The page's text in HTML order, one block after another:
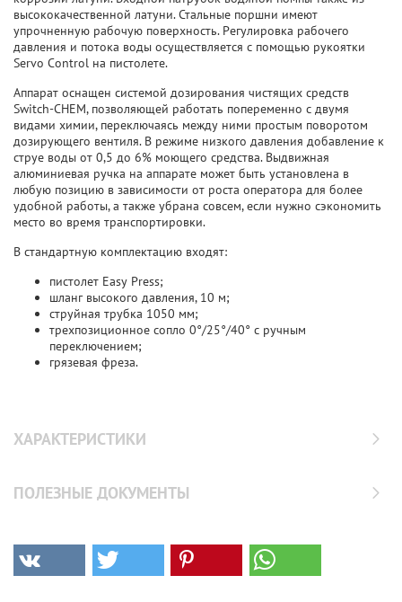
высококачественной латуни. Стальные поршни имеют
упрочненную рабочую поверхность. Регулировка рабочего
давления и потока воды осуществляется с помощью рукоятки
Servo Control на пистолете.
Аппарат оснащен системой дозирования чистящих средств
Switch-CHEM, позволяющей работать попеременно с двумя
видами химии, переключаясь между ними простым поворотом
дозирующего вентиля. В режиме низкого давления добавление к
струе воды от 0,5 до 6% моющего средства. Выдвижная
алюминиевая ручка на аппарате может быть установлена в
любую позицию в зависимости от роста оператора для более
удобной работы, а также убрана совсем, если нужно сэкономить
место во время транспортировки.
В стандартную комплектацию входят:
пистолет Easy Press;
шланг высокого давления, 10 м;
струйная трубка 1050 мм;
трехпозиционное сопло 0°/25°/40° с ручным
переключением;
грязевая фреза.
ХАРАКТЕРИСТИКИ
ПОЛЕЗНЫЕ ДОКУМЕНТЫ